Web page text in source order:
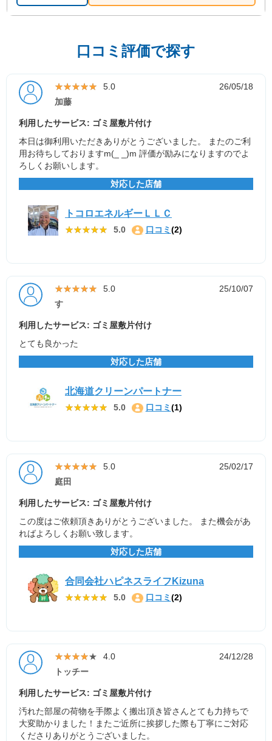
口コミ評価で探す
★★★★★
★★★★★ 5.0
26/05/18
加藤
利用したサービス: ゴミ屋敷片付け
本日は御利用いただきありがとうございました。 またのご利
用お待ちしておりますm(_ _)m 評価が励みになりますのでよ
ろしくお願いします。
対応した店舗
トコロエネルギーＬＬＣ
★★★★★
★★★★★ 5.0 口コミ (2)
★★★★★
★★★★★ 5.0
25/10/07
す
利用したサービス: ゴミ屋敷片付け
とても良かった
対応した店舗
北海道クリーンパートナー
★★★★★
★★★★★ 5.0 口コミ (1)
★★★★★
★★★★★ 5.0
25/02/17
庭田
利用したサービス: ゴミ屋敷片付け
この度はご依頼頂きありがとうございました。 また機会があ
ればよろしくお願い致します。
対応した店舗
合同会社ハピネスライフKizuna
★★★★★
★★★★★ 5.0 口コミ (2)
★★★★★
★★★★★ 4.0
24/12/28
トッチー
利用したサービス: ゴミ屋敷片付け
汚れた部屋の荷物を手際よく搬出頂き皆さんとても力持ちで
大変助かりました！またご近所に挨拶した際も丁寧にご対応
くださりありがとうございました。